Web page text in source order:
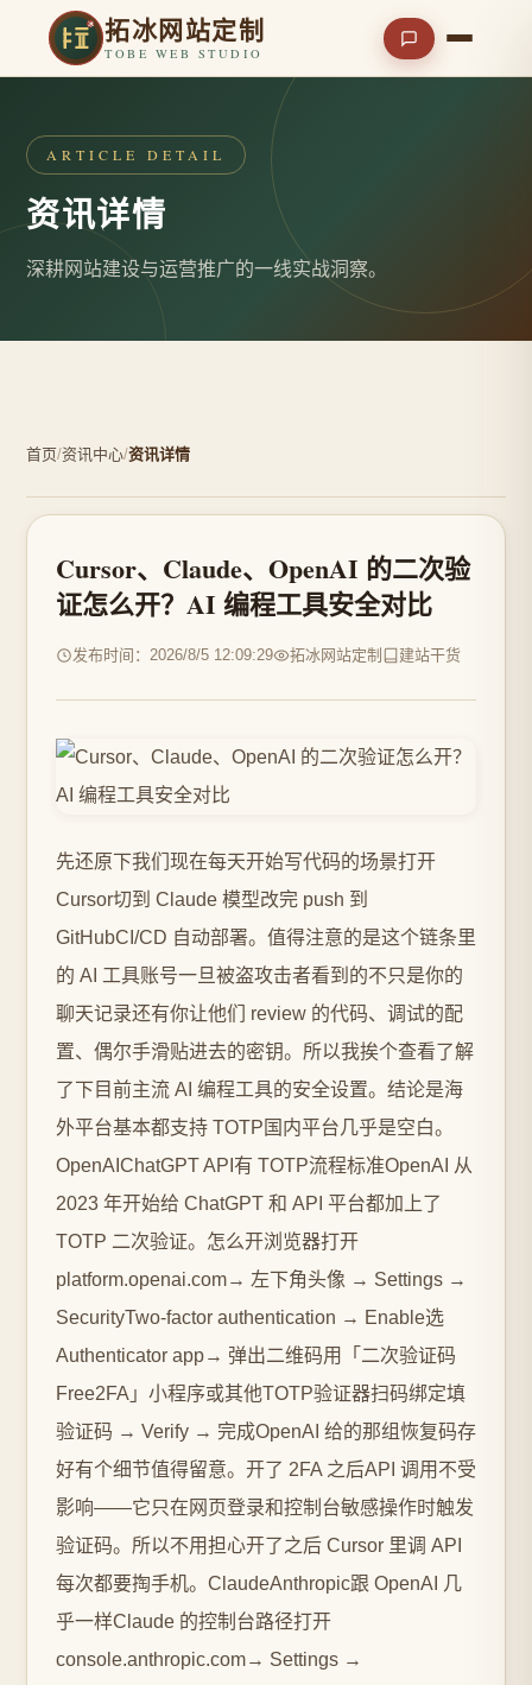
拓冰网站定制
TOBE WEB STUDIO
ARTICLE DETAIL
资讯详情
深耕网站建设与运营推广的一线实战洞察。
首页/资讯中心/资讯详情
Cursor、Claude、OpenAI 的二次验
证怎么开？AI 编程工具安全对比
发布时间：2026/8/5 12:09:29 拓冰网站定制 建站干货
先还原下我们现在每天开始写代码的场景打开
Cursor切到 Claude 模型改完 push 到
GitHubCI/CD 自动部署。值得注意的是这个链条里
的 AI 工具账号一旦被盗攻击者看到的不只是你的
聊天记录还有你让他们 review 的代码、调试的配
置、偶尔手滑贴进去的密钥。所以我挨个查看了解
了下目前主流 AI 编程工具的安全设置。结论是海
外平台基本都支持 TOTP国内平台几乎是空白。
OpenAIChatGPT API有 TOTP流程标准OpenAI 从
2023 年开始给 ChatGPT 和 API 平台都加上了
TOTP 二次验证。怎么开浏览器打开
platform.openai.com→ 左下角头像 → Settings →
SecurityTwo-factor authentication → Enable选
Authenticator app→ 弹出二维码用「二次验证码
Free2FA」小程序或其他TOTP验证器扫码绑定填
验证码 → Verify → 完成OpenAI 给的那组恢复码存
好有个细节值得留意。开了 2FA 之后API 调用不受
影响——它只在网页登录和控制台敏感操作时触发
验证码。所以不用担心开了之后 Cursor 里调 API
每次都要掏手机。ClaudeAnthropic跟 OpenAI 几
乎一样Claude 的控制台路径打开
console.anthropic.com→ Settings →